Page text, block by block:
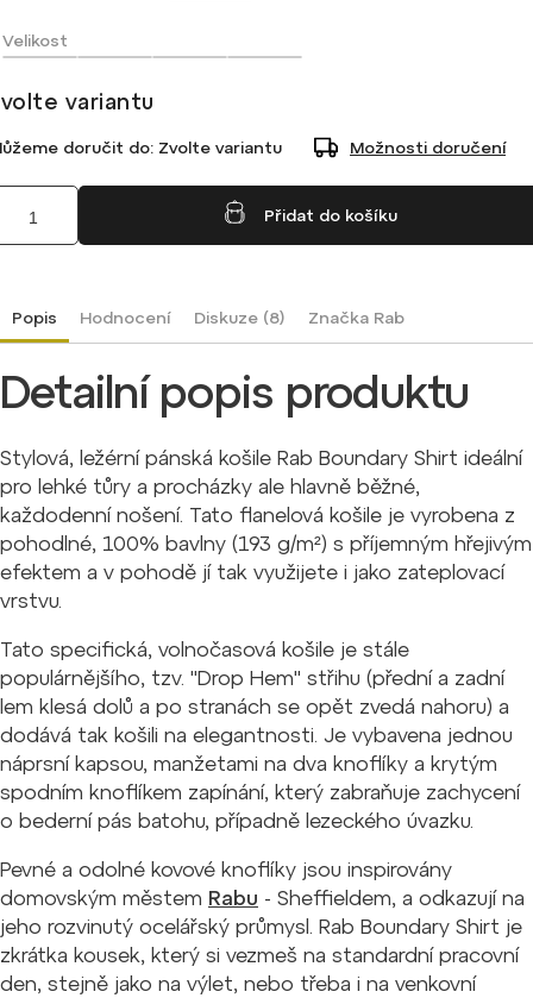
Velikost
variantu
doručit do: Zvolte variantu Možnosti doručení
Přidat do košíku
Popis Hodnocení Diskuze (8) ZnačkaRab
Detailní popis produktu
Stylová, ležérní pánská košile Rab Boundary Shirt ideální
pro lehké tůry a procházky ale hlavně běžné,
každodenní nošení. Tato flanelová košile je vyrobena z
pohodlné, 100% bavlny (193 g/m²) s příjemným hřejivým
efektem a v pohodě jí tak využijete i jako zateplovací
vrstvu.
Tato specifická, volnočasová košile je stále
populárnějšího, tzv. "Drop Hem" střihu (přední a zadní
lem klesá dolů a po stranách se opět zvedá nahoru) a
dodává tak košili na elegantnosti. Je vybavena jednou
náprsní kapsou, manžetami na dva knoflíky a krytým
spodním knoflíkem zapínání, který zabraňuje zachycení
o bederní pás batohu, případně lezeckého úvazku.
Pevné a odolné kovové knoflíky jsou inspirovány
domovským městem Rabu - Sheffieldem, a odkazují na
jeho rozvinutý ocelářský průmysl. Rab Boundary Shirt je
zkrátka kousek, který si vezmeš na standardní pracovní
den, stejně jako na výlet, nebo třeba i na venkovní